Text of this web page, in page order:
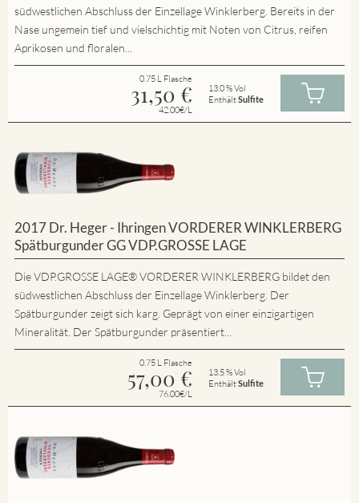
südwestlichen Abschluss der Einzellage Winklerberg. Bereits in der
Nase ungemein tief und vielschichtig mit Noten von Citrus, reifen
Aprikosen und floralen...
0.75 L Flasche
31,50 €
42.00€/L
13.0 % Vol
EnthältSulfite
2017 Dr. Heger - Ihringen VORDERER WINKLERBERG
Spätburgunder GG VDP.GROSSE LAGE
Die VDP.GROSSE LAGE® VORDERER WINKLERBERG bildet den
südwestlichen Abschluss der Einzellage Winklerberg. Der
Spätburgunder zeigt sich karg. Geprägt von einer einzigartigen
Mineralität. Der Spätburgunder präsentiert...
0.75 L Flasche
57,00 €
76.00€/L
13.5 % Vol
EnthältSulfite